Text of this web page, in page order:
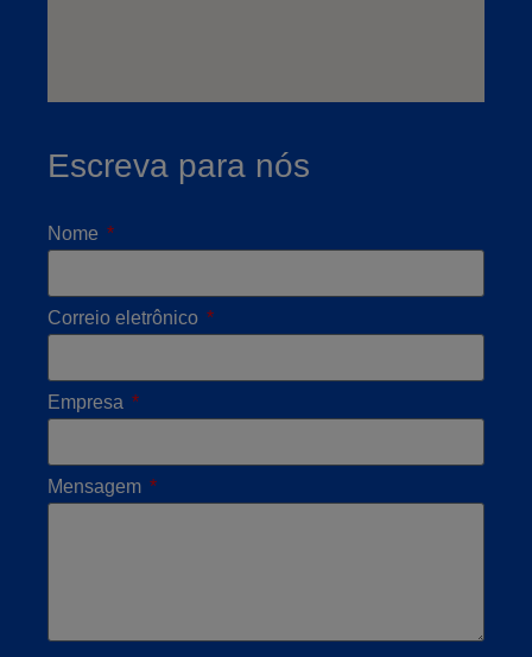
Escreva para nós
Nome
Correio eletrônico
Empresa
Mensagem